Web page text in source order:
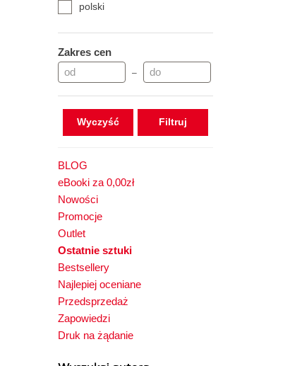
polski
Zakres cen
–
Wyczyść
BLOG
eBooki za 0,00zł
Nowości
Promocje
Outlet
Ostatnie sztuki
Bestsellery
Najlepiej oceniane
Przedsprzedaż
Zapowiedzi
Druk na żądanie